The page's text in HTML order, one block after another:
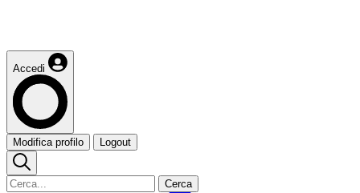
Accedi
Modifica profilo Logout
Cerca